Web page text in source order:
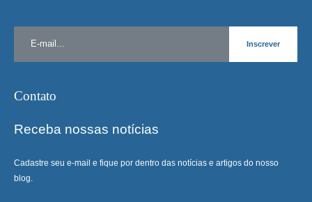
Contato
Receba nossas notícias
Cadastre seu e-mail e fique por dentro das notícias e artigos do nosso
blog.